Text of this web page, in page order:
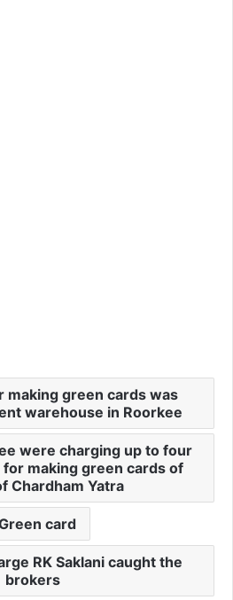
making green cards was
warehouse in Roorkee
were charging up to four
making green cards of
Chardham Yatra
card
RK Saklani caught the
brokers